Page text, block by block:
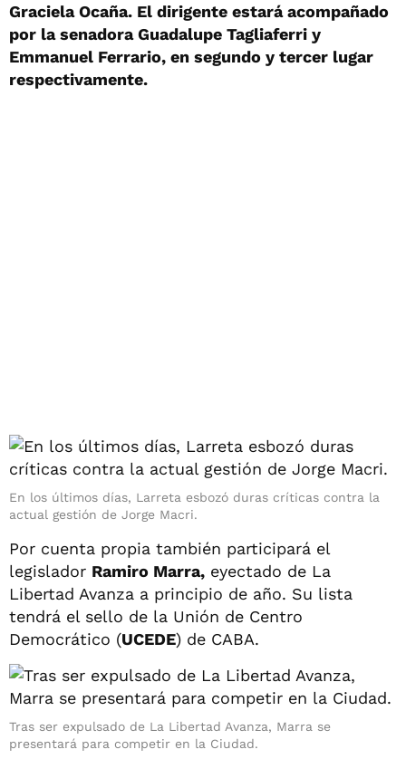
Graciela Ocaña. El dirigente estará acompañado
por la senadora Guadalupe Tagliaferri y
Emmanuel Ferrario, en segundo y tercer lugar
respectivamente.
En los últimos días, Larreta esbozó duras críticas contra la
actual gestión de Jorge Macri.
Por cuenta propia también participará el
legislador Ramiro Marra, eyectado de La
Libertad Avanza a principio de año. Su lista
tendrá el sello de la Unión de Centro
Democrático (UCEDE) de CABA.
Tras ser expulsado de La Libertad Avanza, Marra se
presentará para competir en la Ciudad.